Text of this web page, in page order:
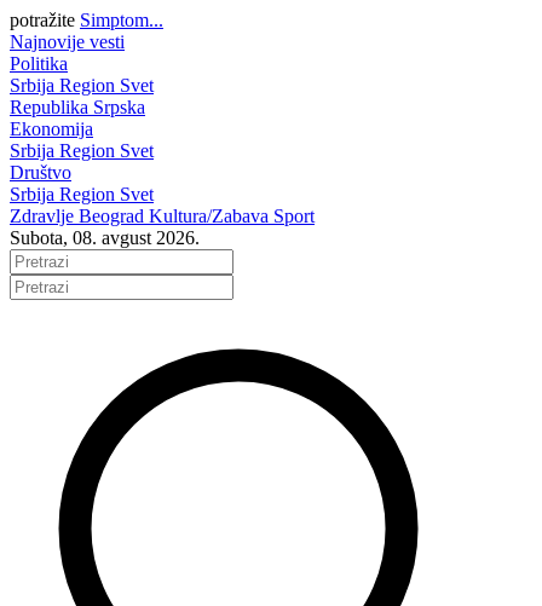
potražite Simptom...
Najnovije vesti
Politika
Srbija Region Svet
Republika Srpska
Ekonomija
Srbija Region Svet
Društvo
Srbija Region Svet
Zdravlje Beograd Kultura/Zabava Sport
Subota, 08. avgust 2026.